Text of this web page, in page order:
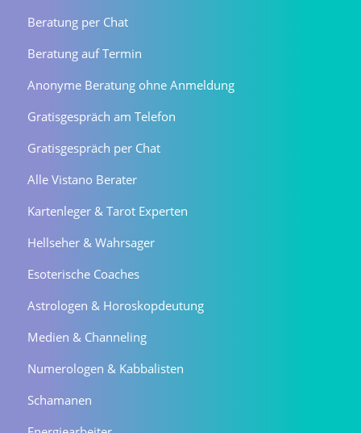
Beratung per Chat
Beratung auf Termin
Anonyme Beratung ohne Anmeldung
Gratisgespräch am Telefon
Gratisgespräch per Chat
Alle Vistano Berater
Kartenleger & Tarot Experten
Hellseher & Wahrsager
Esoterische Coaches
Astrologen & Horoskopdeutung
Medien & Channeling
Numerologen & Kabbalisten
Schamanen